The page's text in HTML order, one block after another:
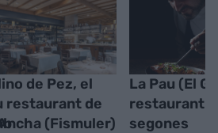
de Pez, el
restaurant de
(Fismuler)
La Pau (El
restaurant
segones